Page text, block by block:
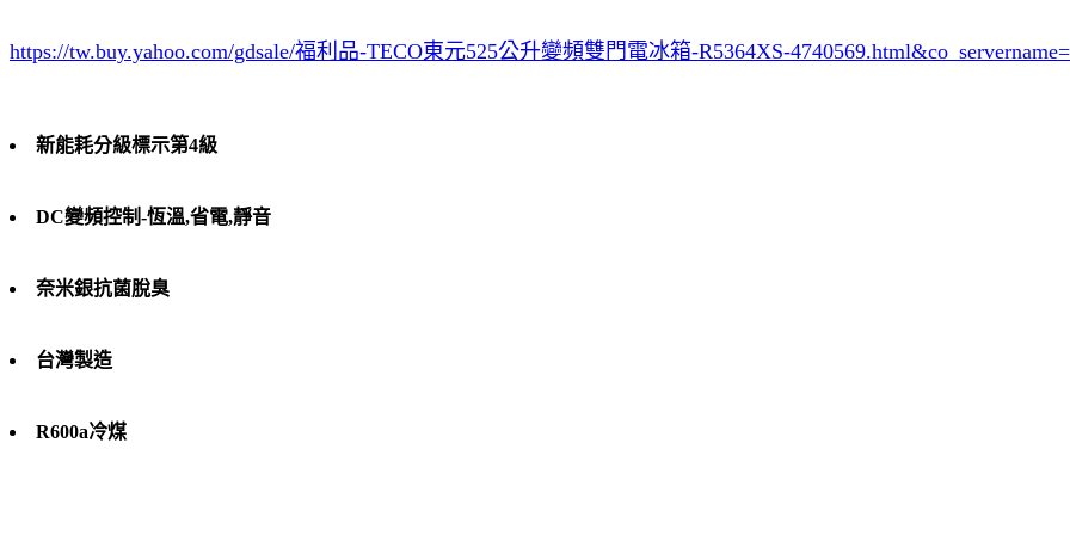
https://tw.buy.yahoo.com/gdsale/福利品-TECO東元525公升變頻雙門電冰箱-R5364XS-
新能耗分級標示第4級
DC變頻控制-恆溫,省電,靜音
奈米銀抗菌脫臭
台灣製造
R600a冷煤